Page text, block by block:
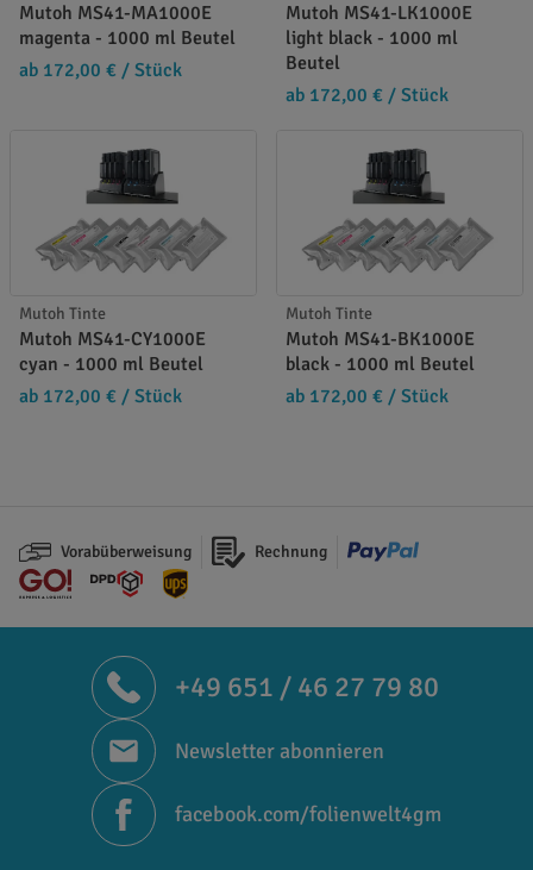
Mutoh MS41-MA1000E
magenta - 1000 ml Beutel
ab 172,00 € / Stück
Mutoh MS41-LK1000E
light black - 1000 ml
Beutel
ab 172,00 € / Stück
Mutoh Tinte
Mutoh MS41-CY1000E
cyan - 1000 ml Beutel
ab 172,00 € / Stück
Mutoh Tinte
Mutoh MS41-BK1000E
black - 1000 ml Beutel
ab 172,00 € / Stück
Vorabüberweisung Rechnung
+49 651 / 46 27 79 80
Newsletter abonnieren
facebook.com/folienwelt4gm